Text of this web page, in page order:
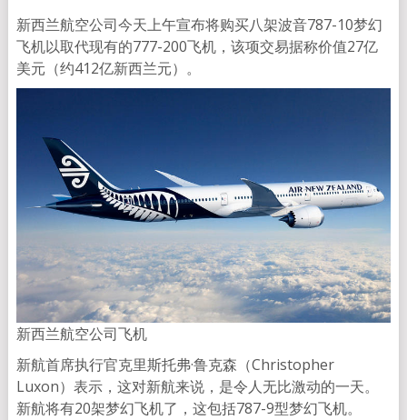
享
新西兰航空公司今天上午宣布将购买八架波音787-10梦幻
飞机以取代现有的777-200飞机，该项交易据称价值27亿
美元（约412亿新西兰元）。
新西兰航空公司飞机
新航首席执行官克里斯托弗·鲁克森（Christopher
Luxon）表示，这对新航来说，是令人无比激动的一天。
新航将有20架梦幻飞机了，这包括787-9型梦幻飞机。